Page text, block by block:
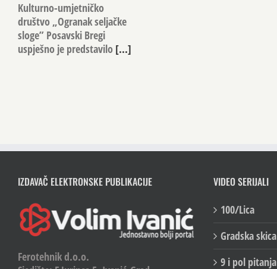
Kulturno-umjetničko
društvo „Ogranak seljačke
sloge” Posavski Bregi
uspješno je predstavilo[...]
IZDAVAČ ELEKTRONSKE PUBLIKACIJE
Ferotehnik d.o.o.
VIDEO SERIJALI
100/Lica
Gradska skica
9 i pol pitanja